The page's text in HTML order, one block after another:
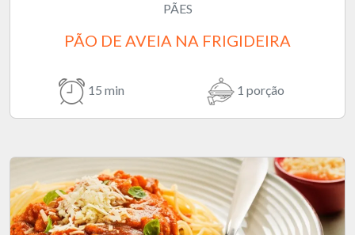
PÃES
PÃO DE AVEIA NA FRIGIDEIRA
15 min 1 porção